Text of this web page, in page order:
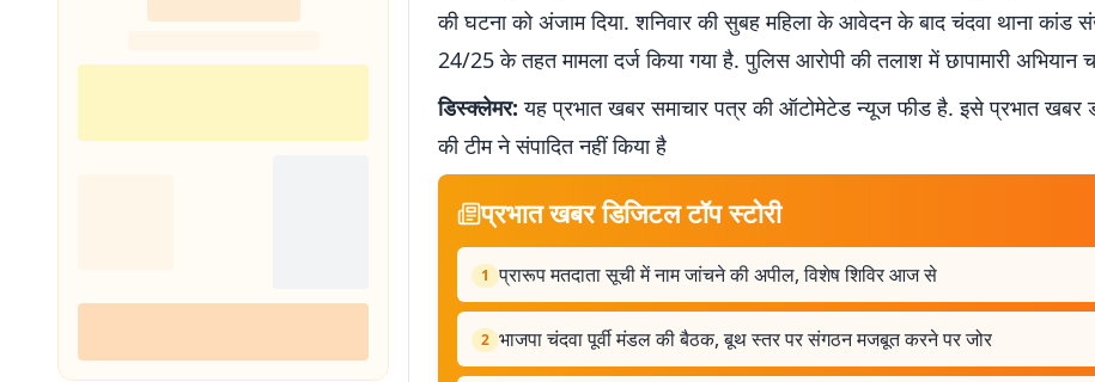
की घटना को अंजाम दिया. शनिवार की सुबह महिला के आवेदन के बाद चंदवा थाना कांड
24/25 के तहत मामला दर्ज किया गया है. पुलिस आरोपी की तलाश में छापामारी अभियान
डिस्क्लेमर: यह प्रभात खबर समाचार पत्र की ऑटोमेटेड न्यूज फीड है. इसे प्रभात खबर
की टीम ने संपादित नहीं किया है
प्रभात खबर डिजिटल टॉप स्टोरी
1 प्रारूप मतदाता सूची में नाम जांचने की अपील, विशेष शिविर आज से
2 भाजपा चंदवा पूर्वी मंडल की बैठक, बूथ स्तर पर संगठन मजबूत करने पर जोर